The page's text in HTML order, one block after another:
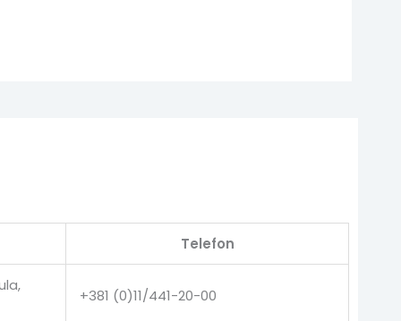
Telefon
+381 (0)11/441-20-00